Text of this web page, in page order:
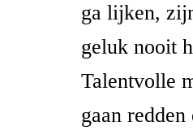
ga lijken,
geluk nooit
Talentvolle
gaan